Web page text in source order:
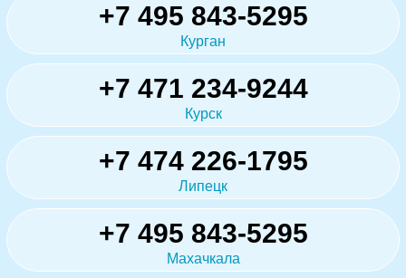
+7 495 843-5295
Курган
+7 471 234-9244
Курск
+7 474 226-1795
Липецк
+7 495 843-5295
Махачкала